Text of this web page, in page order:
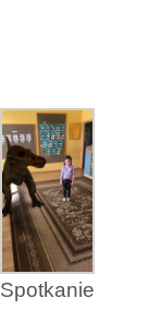
Spotkanie